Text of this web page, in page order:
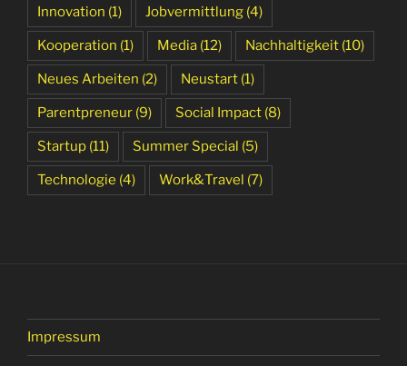
Innovation (1) Jobvermittlung (4)
Kooperation (1) Media (12) Nachhaltigkeit (10)
Neues Arbeiten (2) Neustart (1)
Parentpreneur (9) Social Impact (8)
Startup (11) Summer Special (5)
Technologie (4) Work&Travel (7)
Impressum